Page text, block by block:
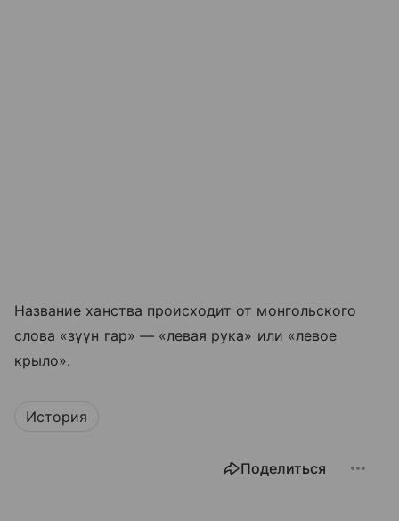
Название ханства происходит от монгольского
слова «зүүн гар» — «левая рука» или «левое
крыло».
История
Поделиться